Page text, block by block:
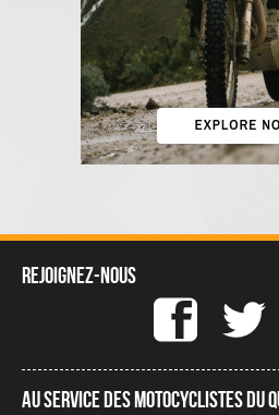
Rejoignez-nous
Au service des motocyclistes du